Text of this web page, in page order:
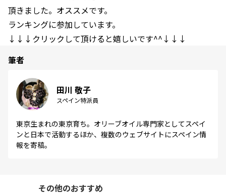
頂きました。オススメです。
ランキングに参加しています。
↓↓↓クリックして頂けると嬉しいです^^↓↓↓
筆者
田川 敬子
スペイン特派員
東京生まれの東京育ち。オリーブオイル専門家としてスペイ
ンと日本で活動するほか、複数のウェブサイトにスペイン情
報を寄稿。
その他のおすすめ